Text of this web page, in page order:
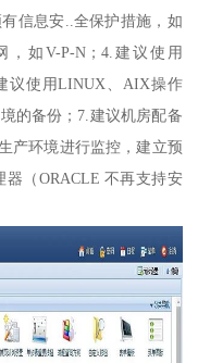
信息安..全保护措施，如
如V-P-N；4.建议使用
议使用LINUX、AIX操作
的备份；7.建议机房配备
产环境进行监控，建立预
（ORACLE 不再支持安